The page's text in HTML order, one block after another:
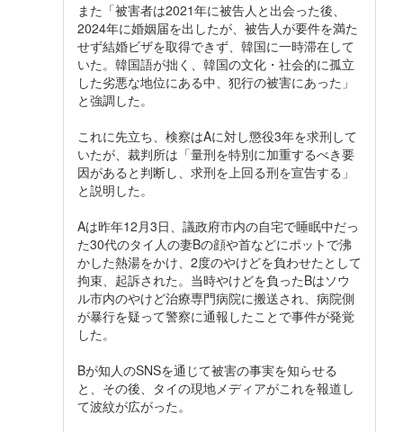
また「被害者は2021年に被告人と出会った後、
2024年に婚姻届を出したが、被告人が要件を満た
せず結婚ビザを取得できず、韓国に一時滞在して
いた。韓国語が拙く、韓国の文化・社会的に孤立
した劣悪な地位にある中、犯行の被害にあった」
と強調した。
これに先立ち、検察はAに対し懲役3年を求刑して
いたが、裁判所は「量刑を特別に加重するべき要
因があると判断し、求刑を上回る刑を宣告する」
と説明した。
Aは昨年12月3日、議政府市内の自宅で睡眠中だっ
た30代のタイ人の妻Bの顔や首などにポットで沸
かした熱湯をかけ、2度のやけどを負わせたとして
拘束、起訴された。当時やけどを負ったBはソウ
ル市内のやけど治療専門病院に搬送され、病院側
が暴行を疑って警察に通報したことで事件が発覚
した。
Bが知人のSNSを通じて被害の事実を知らせる
と、その後、タイの現地メディアがこれを報道し
て波紋が広がった。